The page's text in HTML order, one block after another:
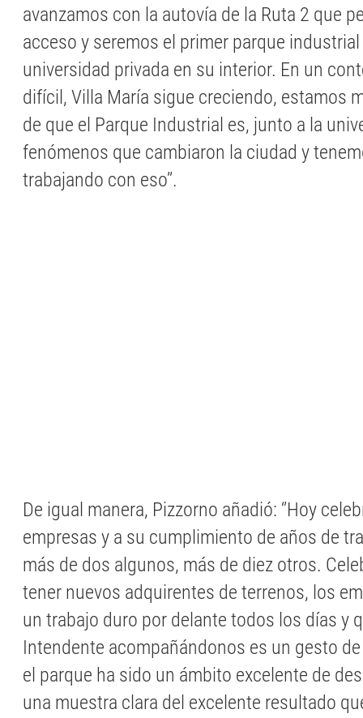
avanzamos con la autovía de la Ruta 2 que
acceso y seremos el primer parque
universidad privada en su interior. En un
difícil, Villa María sigue creciendo, estamos
de que el Parque Industrial es, junto a la
fenómenos que cambiaron la ciudad y
trabajando con eso’’.
De igual manera, Pizzorno añadió: ‘’Hoy
empresas y a su cumplimiento de años de
más de dos algunos, más de diez otros.
tener nuevos adquirentes de terrenos, los
un trabajo duro por delante todos los días y
Intendente acompañándonos es un gesto
el parque ha sido un ámbito excelente de
una muestra clara del excelente resultado